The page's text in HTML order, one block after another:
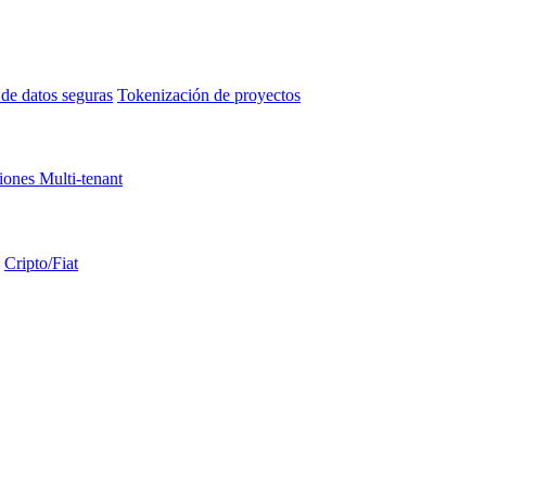
datos seguras Tokenización de proyectos
Multi-tenant
Cripto/Fiat